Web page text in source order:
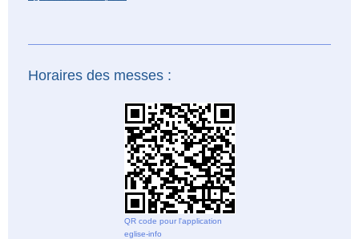
Horaires des messes :
QR code pour l'application
eglise-info